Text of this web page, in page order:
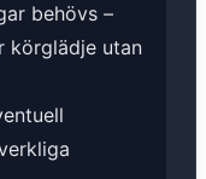
behövs –
körglädje utan